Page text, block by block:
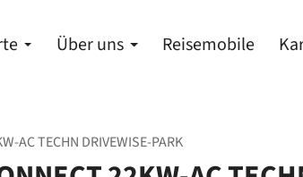
Über uns Reisemobile
AC TECHN DRIVEWISE-PARK